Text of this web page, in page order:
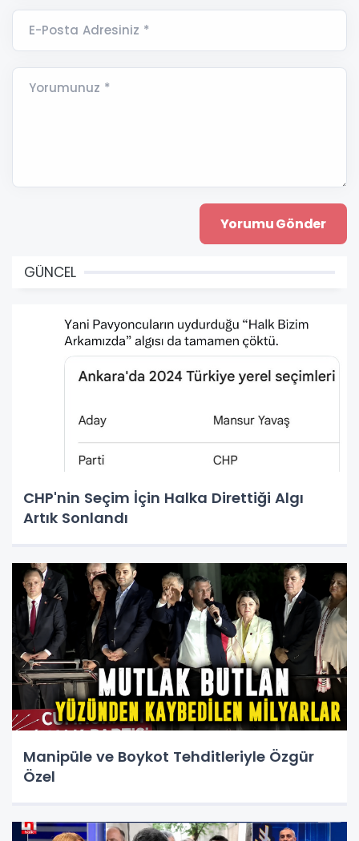
E-Posta Adresiniz *
Yorumunuz *
GÜNCEL
CHP'nin Seçim İçin Halka Direttiği Algı
Artık Sonlandı
Manipüle ve Boykot Tehditleriyle Özgür
Özel